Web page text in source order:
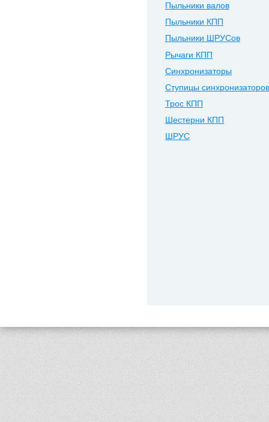
Пыльники валов
Пыльники КПП
Пыльники ШРУСов
Рычаги КПП
Синхронизаторы
Ступицы синхронизаторов
Трос КПП
Шестерни КПП
ШРУС